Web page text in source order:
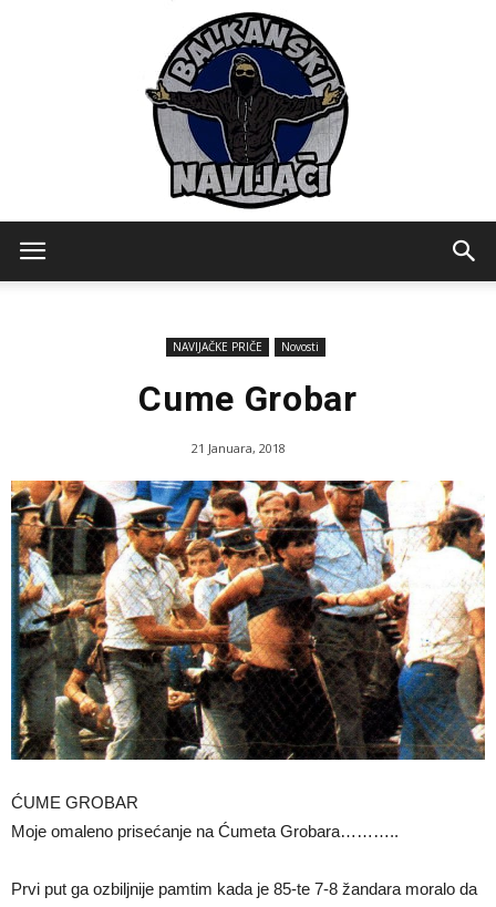
NAVIJAČKE PRIČE Novosti
Cume Grobar
21 Januara, 2018
ĆUME GROBAR
Moje omaleno prisećanje na Ćumeta Grobara………..
Prvi put ga ozbiljnije pamtim kada je 85-te 7-8 žandara moralo da